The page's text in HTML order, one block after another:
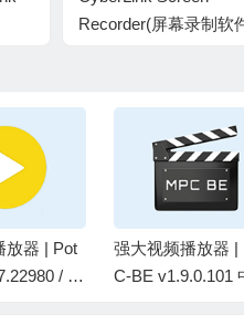
Recorder(屏幕录制软
放器 | Pot
/ 1.
强大视频播放器 |
C-BE v1.9.0.101